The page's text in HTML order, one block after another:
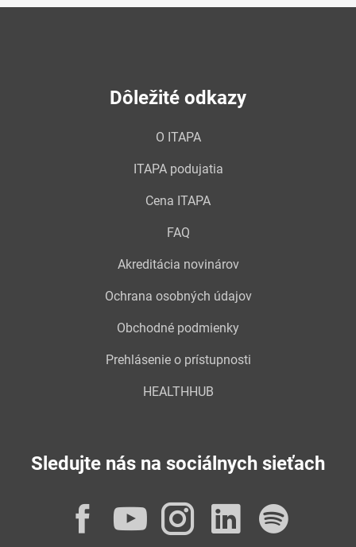
Dôležité odkazy
O ITAPA
ITAPA podujatia
Cena ITAPA
FAQ
Akreditácia novinárov
Ochrana osobných údajov
Obchodné podmienky
Prehlásenie o prístupnosti
HEALTHHUB
Sledujte nás na sociálnych sieťach
Facebook
YouTube
Instagram